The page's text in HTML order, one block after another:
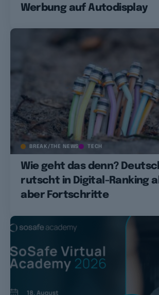
Werbung auf Autodisplay
BREAK/THE NEWS TECH
Wie geht das denn?
rutscht in Digital-Ranking
aber Fortschritte